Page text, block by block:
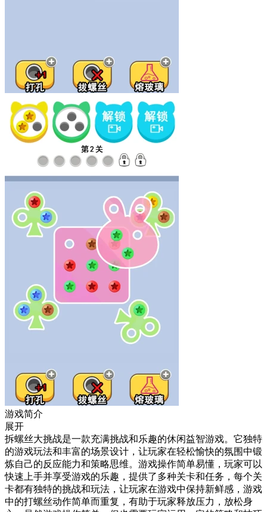
游戏简介
展开
拆螺丝大挑战是一款充满挑战和乐趣的休闲益智游戏。它独特
的游戏玩法和丰富的场景设计，让玩家在轻松愉快的氛围中锻
炼自己的反应能力和策略思维。游戏操作简单易懂，玩家可以
快速上手并享受游戏的乐趣，提供了多种关卡和任务，每个关
卡都有独特的挑战和玩法，让玩家在游戏中保持新鲜感，游戏
中的打螺丝动作简单而重复，有助于玩家释放压力，放松身